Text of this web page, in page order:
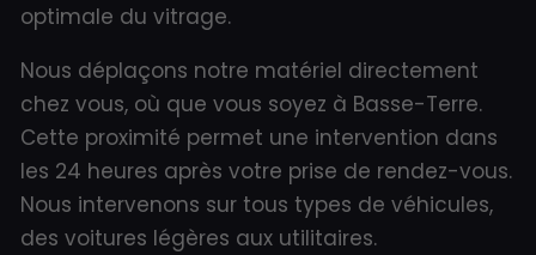
optimale du vitrage.
Nous déplaçons notre matériel directement
chez vous, où que vous soyez à Basse-Terre.
Cette proximité permet une intervention dans
les 24 heures après votre prise de rendez-vous.
Nous intervenons sur tous types de véhicules,
des voitures légères aux utilitaires.